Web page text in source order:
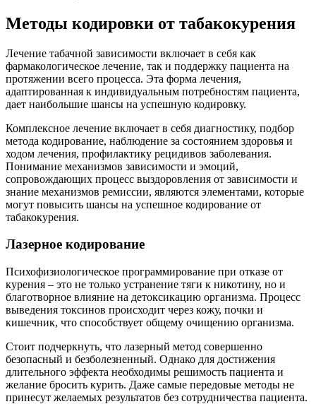
Методы кодировки от табакокурения
Лечение табачной зависимости включает в себя как
фармакологическое лечение, так и поддержку пациента на
протяжении всего процесса. Эта форма лечения,
адаптированная к индивидуальным потребностям пациента,
дает наибольшие шансы на успешную кодировку.
Комплексное лечение включает в себя диагностику, подбор
метода кодирование, наблюдение за состоянием здоровья и
ходом лечения, профилактику рецидивов заболевания.
Понимание механизмов зависимости и эмоций,
сопровождающих процесс выздоровления от зависимости и
знание механизмов ремиссии, являются элементами, которые
могут повысить шансы на успешное кодирование от
табакокурения.
Лазерное кодирование
Психофизиологическое программирование при отказе от
курения – это не только устранение тяги к никотину, но и
благотворное влияние на детоксикацию организма. Процесс
выведения токсинов происходит через кожу, почки и
кишечник, что способствует общему очищению организма.
Стоит подчеркнуть, что лазерный метод совершенно
безопасный и безболезненный. Однако для достижения
длительного эффекта необходимы решимость пациента и
желание бросить курить. Даже самые передовые методы не
принесут желаемых результатов без сотрудничества пациента.